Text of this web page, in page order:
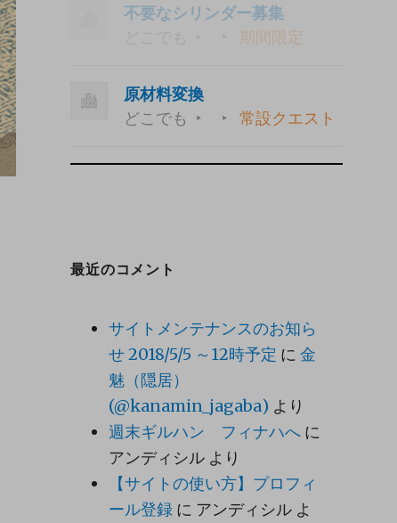
不要なシリンダー募集
期間限定
原材料変換
どこでも
常設クエスト
最近のコメント
サイトメンテナンスのお知ら
せ 2018/5/5 ～12時予定 に 金
魅（隠居）
(@kanamin_jagaba) より
週末ギルハン フィナハへに
アンディシルより
【サイトの使い方】プロフィ
ール登録に アンディシルよ